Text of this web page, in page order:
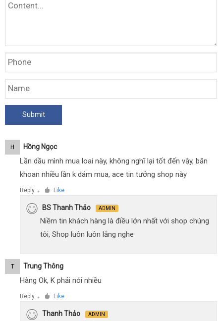
H Hồng Ngọc
Lần dầu mình mua loai này, không nghĩ lại tốt đến vậy, băn
khoan nhiều lần k dám mua, ace tin tưởng shop này
Reply ● Like
BS Thanh Thảo ADMIN
Niềm tin khách hàng là điều lớn nhất với shop chúng
tôi, Shop luôn luôn lắng nghe
T Trung Thông
Hàng Ok, K phải nói nhiều
Reply ● Like
Thanh Thảo ADMIN